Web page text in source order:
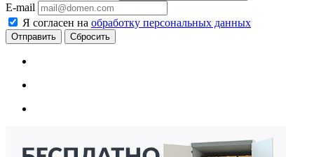
E-mail
Я согласен на обработку персональных данных
Сбросить